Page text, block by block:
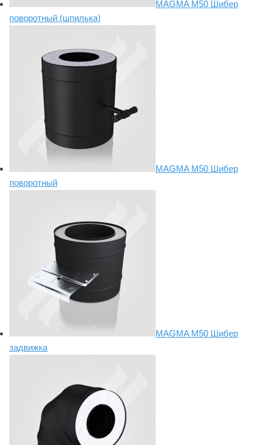
MAGMA M50 Шибер
поворотный (шпилька)
MAGMA M50 Шибер
поворотный
MAGMA M50 Шибер
задвижка